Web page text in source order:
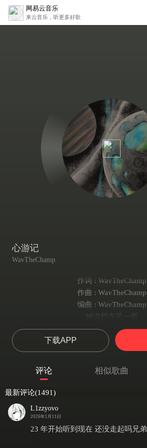
网易云音乐
来云音乐，听更多好歌
心游记
WavTheChamp
作词 : WavTheChamp
作曲 : WavTheChamp
编曲 : WavTheChamp
她说想在见一面
从此开始回忆
两颗心再靠近
你说她（也）在想你
我还在想你
穿梭不停
下载APP
评论 相似歌曲
最新评论(1491)
L1zzyovo
2026年1月11日
23 年开始听到现在 还没走起吗兄弟